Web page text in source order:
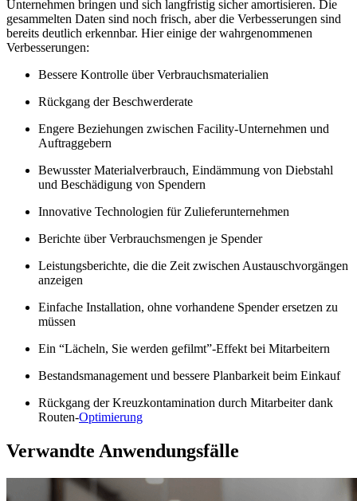
Unternehmen bringen und sich langfristig sicher amortisieren. Die
gesammelten Daten sind noch frisch, aber die Verbesserungen sind
bereits deutlich erkennbar. Hier einige der wahrgenommenen
Verbesserungen:
Bessere Kontrolle über Verbrauchsmaterialien
Rückgang der Beschwerderate
Engere Beziehungen zwischen Facility-Unternehmen und
Auftraggebern
Bewusster Materialverbrauch, Eindämmung von Diebstahl
und Beschädigung von Spendern
Innovative Technologien für Zulieferunternehmen
Berichte über Verbrauchsmengen je Spender
Leistungsberichte, die die Zeit zwischen Austauschvorgängen
anzeigen
Einfache Installation, ohne vorhandene Spender ersetzen zu
müssen
Ein “Lächeln, Sie werden gefilmt”-Effekt bei Mitarbeitern
Bestandsmanagement und bessere Planbarkeit beim Einkauf
Rückgang der Kreuzkontamination durch Mitarbeiter dank
Routen-Optimierung
Verwandte Anwendungsfälle